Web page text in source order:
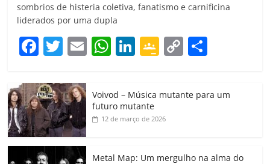
sombrios de histeria coletiva, fanatismo e carnificina
liderados por uma dupla
F
c
e
b
o
T
itt
er
E
ai
W
at
s
A
Li
k
e
dI
G
gl
e
C
y p
Voivod – Música mutante para um
futuro mutante
12 de março de 2026
Metal Map: Um mergulho na alma do